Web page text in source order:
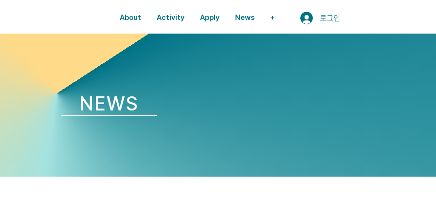
About Activity Apply News + 로그인
NEWS